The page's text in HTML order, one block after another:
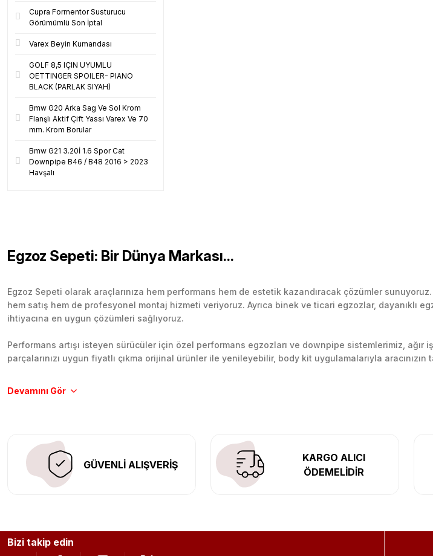
Cupra Formentor Susturucu
Görümümlü Son İptal
Varex Beyin Kumandası
GOLF 8,5 IÇIN UYUMLU
OETTINGER SPOILER- PIANO
BLACK (PARLAK SIYAH)
Bmw G20 Arka Sag Ve Sol Krom
Flanşlı Aktif Çift Yassı Varex Ve 70
mm. Krom Borular
Bmw G21 3.20İ 1.6 Spor Cat
Downpipe B46 / B48 2016 > 2023
Havşalı
Egzoz Sepeti: Bir Dünya Markası...
Egzoz Sepeti olarak araçlarınıza hem performans hem de estetik kazandıracak çözümler
hem satış hem de profesyonel montaj hizmeti veriyoruz. Ayrıca binek ve ticari egzozlar, dayanıklı
ihtiyacına en uygun çözümleri sağlıyoruz.
Performans artışı isteyen sürücüler için özel performans egzozları ve downpipe sistemlerimiz, ağır
parçalarınızı uygun fiyatlı çıkma orijinal ürünler ile yenileyebilir, body kit uygulamalarıyla
Tüm ürünlerimiz orijinal, dayanıklı ve uzun ömürlüdür. İstanbul’daki montaj merkezimizde
GÜVENLİ ALIŞVERİŞ
KARGO ALICI
ÖDEMELİDİR
Bizi takip edin